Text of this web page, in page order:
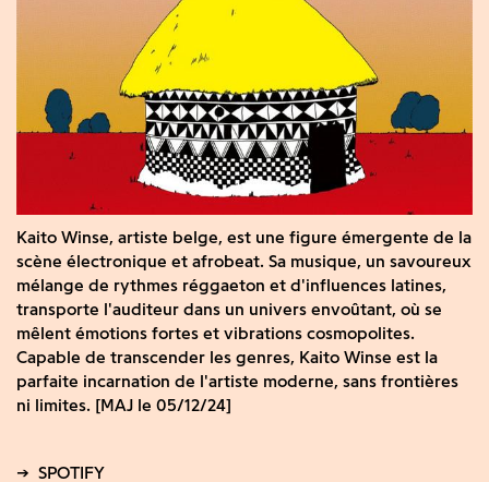
Kaito Winse, artiste belge, est une figure émergente de la
scène électronique et afrobeat. Sa musique, un savoureux
mélange de rythmes réggaeton et d'influences latines,
transporte l'auditeur dans un univers envoûtant, où se
mêlent émotions fortes et vibrations cosmopolites.
Capable de transcender les genres, Kaito Winse est la
parfaite incarnation de l'artiste moderne, sans frontières
ni limites. [MAJ le 05/12/24]